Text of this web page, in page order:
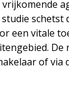
schetst
een vitale
De
of via